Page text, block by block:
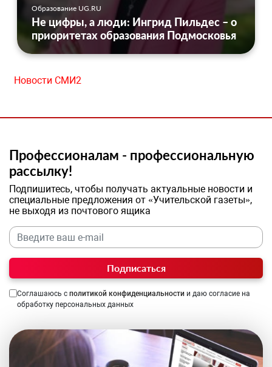
Образование UG.RU
Не цифры, а люди: Ингрид Пильдес – о
приоритетах образования Подмосковья
Новости СМИ2
Профессионалам - профессиональную
рассылку!
Подпишитесь, чтобы получать актуальные новости и
специальные предложения от «Учительской газеты»,
не выходя из почтового ящика
Подписаться
Соглашаюсь с политикой конфиденциальности и даю согласие на
обработку персональных данных